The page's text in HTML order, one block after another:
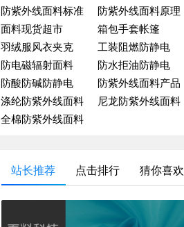
防紫外线面料标准
防紫外线面料原理
面料现货超市
箱包手套帐篷
羽绒服风衣夹克
工装阻燃防静电
防电磁辐射面料
防水拒油防静电
防酸防碱防静电
防紫外线面料产品
涤纶防紫外线面料
尼龙防紫外线面料
全棉防紫外线面料
站长推荐 点击排行 猜你喜欢